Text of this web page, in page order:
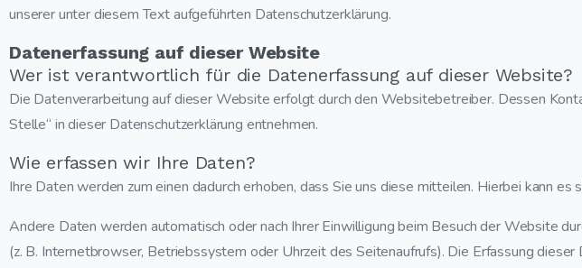
unserer unter diesem Text aufgeführten Datenschutzerklärung.
Datenerfassung auf dieser Website
Wer ist verantwortlich für die Datenerfassung auf dieser Website?
Die Datenverarbeitung auf dieser Website erfolgt durch den Websitebetreiber. Dessen
Stelle“ in dieser Datenschutzerklärung entnehmen.
Wie erfassen wir Ihre Daten?
Ihre Daten werden zum einen dadurch erhoben, dass Sie uns diese mitteilen. Hierbei kann
Andere Daten werden automatisch oder nach Ihrer Einwilligung beim Besuch der Website
(z. B. Internetbrowser, Betriebssystem oder Uhrzeit des Seitenaufrufs). Die Erfassung